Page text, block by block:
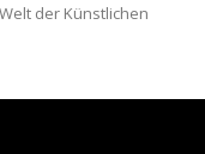
der Künstlichen